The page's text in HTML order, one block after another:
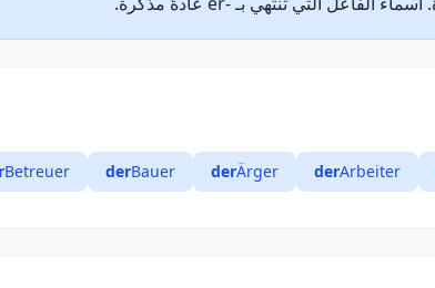
derArbeiter
derÄrger
derBauer
Betreuer